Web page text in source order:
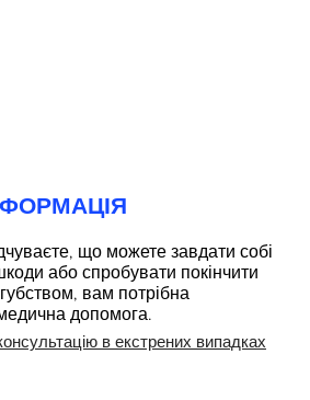
що можете завдати собі
або спробувати покінчити
вам потрібна
допомога.
в екстрених випадках